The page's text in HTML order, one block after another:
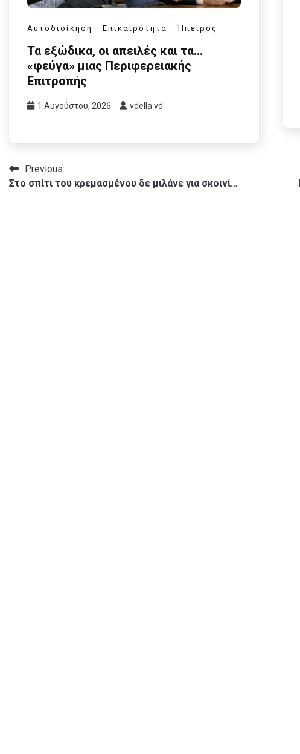
Αυτοδιοίκηση Επικαιρότητα Ήπειρος
Τα εξώδικα, οι απειλές και τα…
«φεύγα» μιας Περιφερειακής
Επιτροπής
1 Αυγούστου, 2026 vdella vd
Πλοήγηση
Previous:
Στο σπίτι του κρεμασμένου δε μιλάνε για σκοινί…